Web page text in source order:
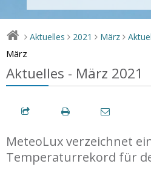
> Aktuelles > 2021 > März >
März
Aktuelles - März 2021
MeteoLux verzeichnet
Temperaturrekord für